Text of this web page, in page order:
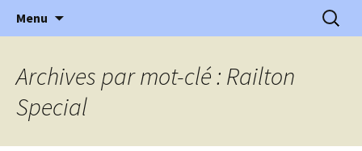
l'Automobile Ancienne
l'automobile ancienne : articles, historiques
…
Menu
Archives par mot-clé : Railton
Special